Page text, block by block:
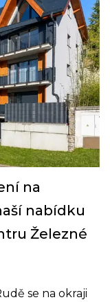
na
nabídku
Železné
se na okraji